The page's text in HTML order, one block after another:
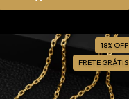
18% OFF
FRETE GRÁTIS